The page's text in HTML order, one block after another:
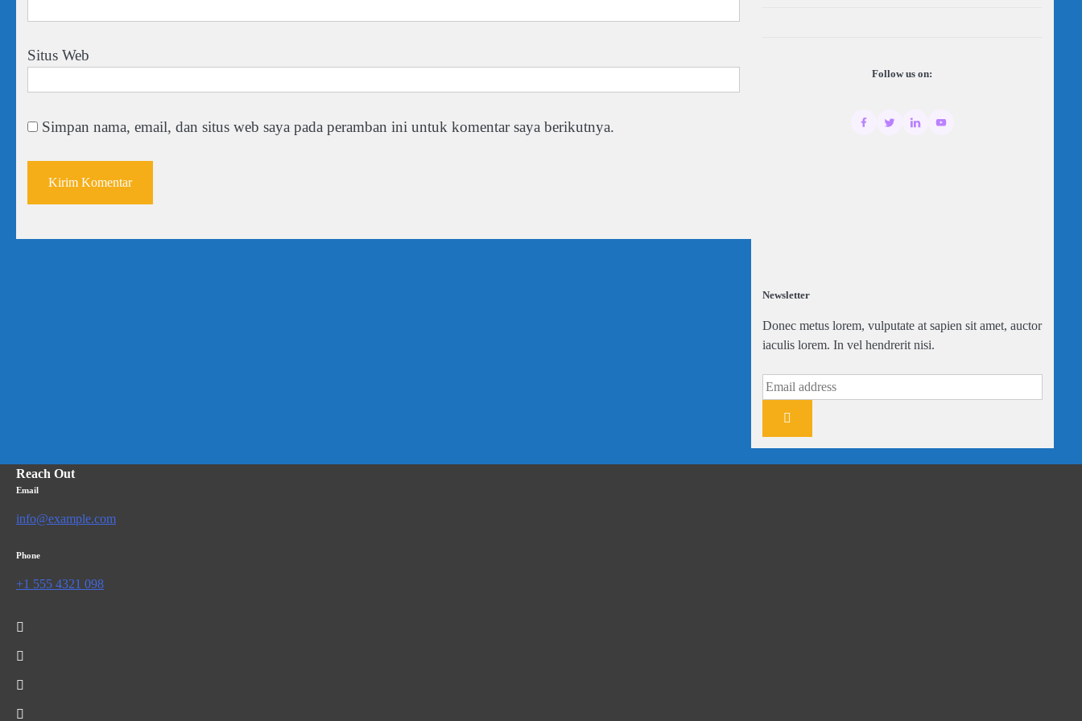
Situs Web
Simpan nama, email, dan situs web saya pada peramban ini untuk komentar saya berikutnya.
Follow us on:
Newsletter
Donec metus lorem, vulputate at sapien sit amet, auctor
iaculis lorem. In vel hendrerit nisi.
Reach Out
Email
info@example.com
Phone
+1 555 4321 098